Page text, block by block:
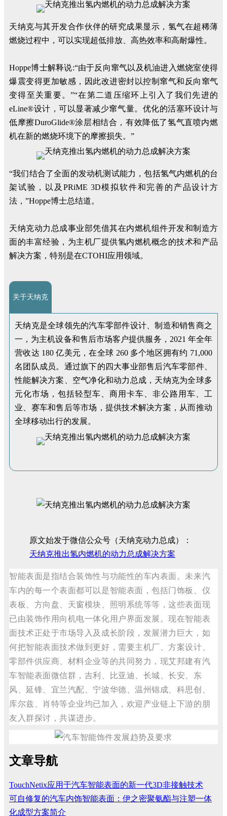
天纳克与其开发合作伙伴的研究成果显示，氢气在超稀薄
燃烧过程中，可以实现超低排放、高热效率和高耐爆性。
Hoppe博士解释说:“由于反向窜气以及机油进入燃烧室使得
爆震变得更加敏感，因此改进密封以控制窜气和反向窜气
变得至关重要。”“在第二道压缩环上引入了我们先进的
eLine®设计，可以显著减少窜气量。优化的活塞环设计与
低摩擦DuroGlide®涂层相结合，有效降低了氢气直喷内燃
机在新的燃烧环境下的摩擦损失。”
“我们结合了全面的发动机测试能力，包括氢气内燃机的台
架试验，以及PRiME 3D模拟软件和完善的产品设计方
法，”Hoppe博士总结道。
天纳克动力总成事业部凭借其在内燃机组件开发和制造方
面的丰富经验，为主机厂提供氢内燃机概念的技术和产品
解决方案，特别是在CTOHI应用领域。
关于天纳克
天纳克是全球领先的汽车零部件设计、制造和销售商之
一，为主机设备和售后市场客户提供服务，2021 年全年
营收达 180 亿美元，在全球 260 多个地区拥有约 71,000
名团队成员。通过旗下的四大事业部售后汽车零部件、
性能解决方案、空气净化和动力总成，天纳克为全球多
元化市场，包括轻型车、商用卡车、非公路用车、工
业、赛车和售后等市场，提供技术解决方案，从而推动
全球移动出行的发展。
原文始发于微信公众号（天纳克动力总成）：
天纳克推出氢内燃机的动力总成解决方案
智能表面是指结合装饰性与功能性的车内表面。未来汽
车内的每一个表面都可以是智能表面，包括门饰板、仪
表板、方向盘、天窗模块、照明系统等等，这些表面现
已由装饰作用向机电一体化用户界面发展。现在智能表
面技术正处于市场导入及成长阶段，发展潜力巨大，如
何把智能表面技术做到更好，需要主机厂、方案设计、
零部件供应商、材料企业等的共同努力，现艾邦建有汽
车智能表面微信群，吉利、比亚迪、长城、长安、东
风、延锋、宜兰汽配、宁波华德、温州锦成、科思创、
库尔兹、肖特等企业均已加入，欢迎产业链上下游的朋
友入群探讨，共谋进步。
文章导航
TouchNetix应用于汽车智能表面的新一代3D非接触技术
可自修复的汽车内饰智能表面：伊之密聚氨酯与注塑一体
化成型方案简介